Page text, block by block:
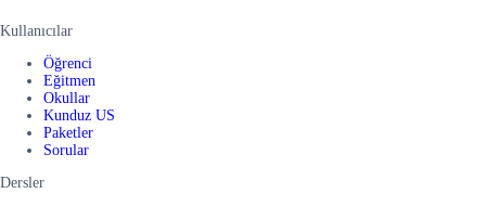
Kullanıcılar
Öğrenci
Eğitmen
Okullar
Kunduz US
Paketler
Sorular
Dersler